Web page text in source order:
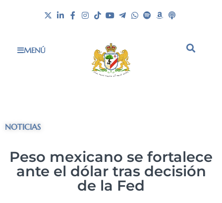
MENÚ
NOTICIAS
Peso mexicano se fortalece
ante el dólar tras decisión
de la Fed